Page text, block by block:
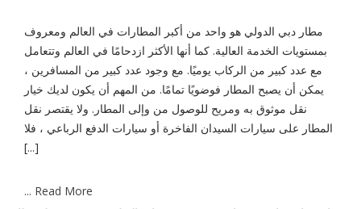
مطار دبي الدولي هو واحد من أكبر المطارات في العالم ومعروف
بمستويات الخدمة العالية. كما أنها الأكثر ازدحامًا في العالم وتتعامل
مع عدد كبير من الركاب يوميًا. مع وجود عدد كبير من المسافرين ،
يمكن أن يصبح المطار فوضويًا تمامًا. من المهم أن يكون لديك خيار
نقل موثوق به ومريح للوصول من وإلى المطار. ولا يقتصر نقل
المطار على سيارات السيدان الفاخرة أو سيارات الدفع الرباعي ، فلا
[...]
Read More ...